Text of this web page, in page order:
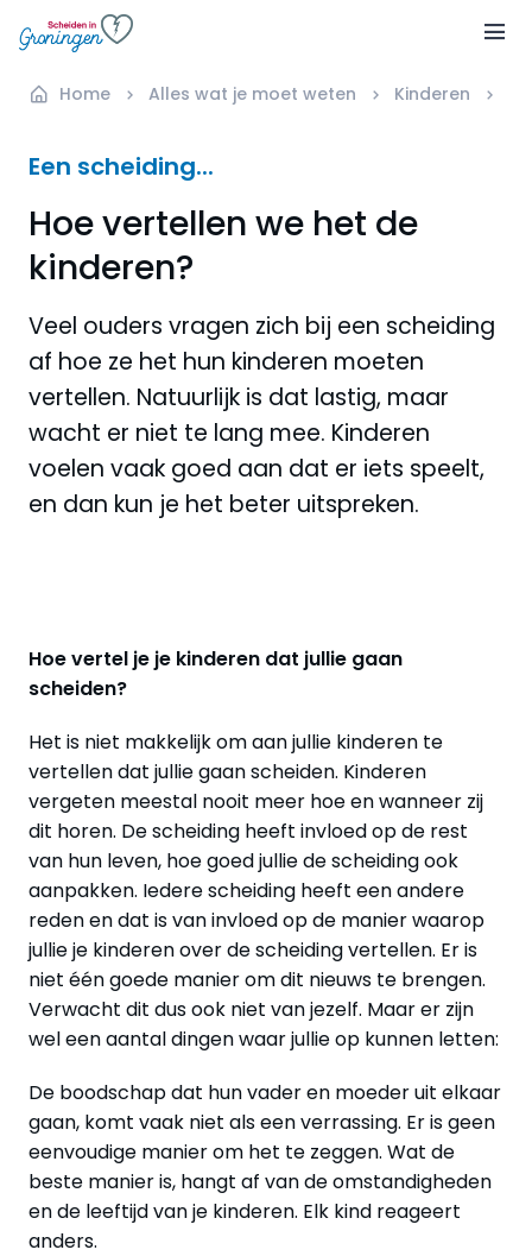
Home Alles wat je moet weten Kinderen
Een scheiding...
Hoe vertellen we het de
kinderen?
Veel ouders vragen zich bij een scheiding
af hoe ze het hun kinderen moeten
vertellen. Natuurlijk is dat lastig, maar
wacht er niet te lang mee. Kinderen
voelen vaak goed aan dat er iets speelt,
en dan kun je het beter uitspreken.
Hoe vertel je je kinderen dat jullie gaan
scheiden?
Het is niet makkelijk om aan jullie kinderen te
vertellen dat jullie gaan scheiden. Kinderen
vergeten meestal nooit meer hoe en wanneer zij
dit horen. De scheiding heeft invloed op de rest
van hun leven, hoe goed jullie de scheiding ook
aanpakken. Iedere scheiding heeft een andere
reden en dat is van invloed op de manier waarop
jullie je kinderen over de scheiding vertellen. Er is
niet één goede manier om dit nieuws te brengen.
Verwacht dit dus ook niet van jezelf. Maar er zijn
wel een aantal dingen waar jullie op kunnen letten:
De boodschap dat hun vader en moeder uit elkaar
gaan, komt vaak niet als een verrassing. Er is geen
eenvoudige manier om het te zeggen. Wat de
beste manier is, hangt af van de omstandigheden
en de leeftijd van je kinderen. Elk kind reageert
anders.